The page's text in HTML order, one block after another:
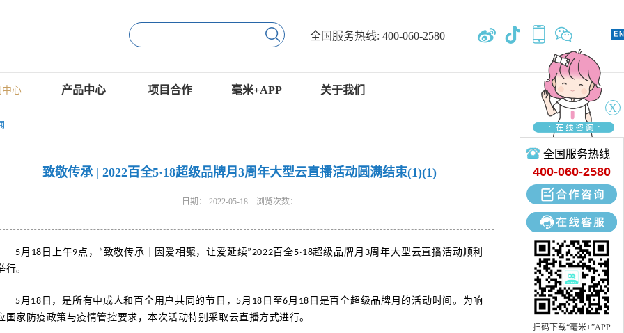
全国服务热线: 400-060-2580
中心 产品中心 项目合作 毫米+APP 关于我们
新闻中心
致敬传承 | 2022百全5·18超级品牌月3周年大型云直播活动圆满结束(1)(1)
日期： 2022-05-18 浏览次数：
5月18日上午9点，“致敬传承 | 因爱相聚，让爱延续”2022百全5·18超级品牌月3周年大型云直播活动顺利
行。
5月18日，是所有中成人和百全用户共同的节日，5月18日至6月18日是百全超级品牌月的活动时间。为响
国家防疫政策与疫情管控要求，本次活动特别采取云直播方式进行。
X
全国服务热线
400-060-2580
扫码下载“毫米+”APP